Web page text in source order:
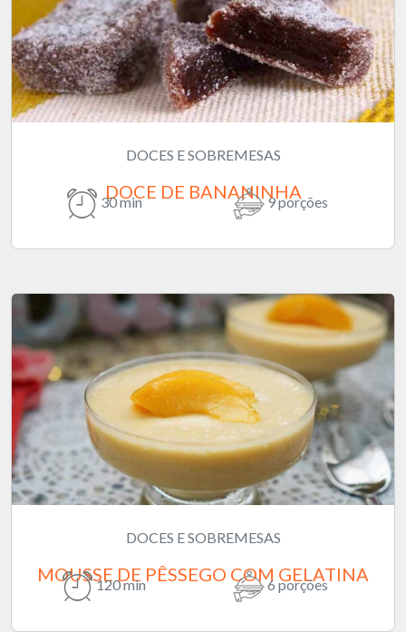
DOCES E SOBREMESAS
DOCE DE BANANINHA
30 min 9 porções
DOCES E SOBREMESAS
MOUSSE DE PÊSSEGO COM GELATINA
120 min 6 porções